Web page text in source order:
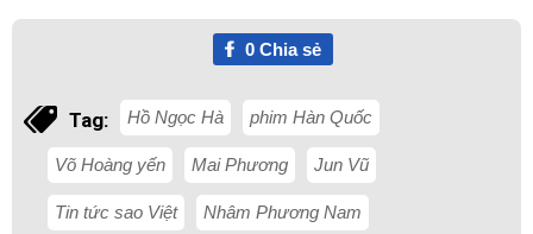
0Chia sẻ
Tag: Hồ Ngọc Hà phim Hàn Quốc
Võ Hoàng yến Mai Phương Jun Vũ
Tin tức sao Việt Nhâm Phương Nam